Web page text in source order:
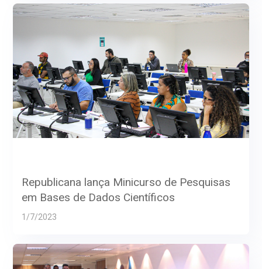
Republicana lança Minicurso de Pesquisas
em Bases de Dados Científicos
1/7/2023